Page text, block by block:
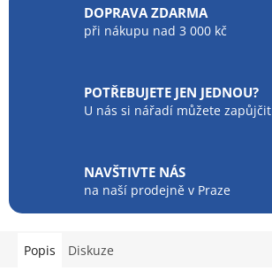
DOPRAVA ZDARMA
při nákupu nad 3 000 kč
POTŘEBUJETE JEN JEDNOU?
U nás si nářadí můžete zapůjčit
NAVŠTIVTE NÁS
na naší prodejně v Praze
Popis Diskuze